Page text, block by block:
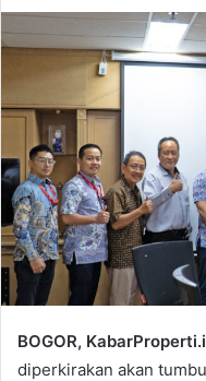
BOGOR,
diperkirakan akan